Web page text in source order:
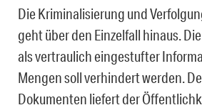
Die Kriminalisierung und
geht über den Einzelfall hinaus.
als vertraulich eingestufter
Mengen soll verhindert werden.
Dokumenten liefert der